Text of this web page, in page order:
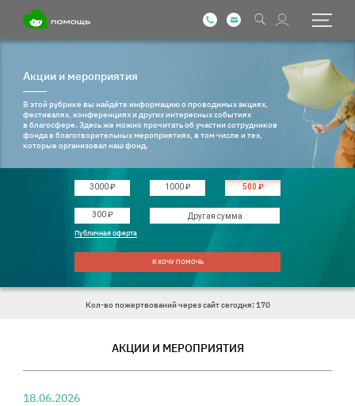
Акции и мероприятия
В этой рубрике вы найдёте информацию о проводимых акциях,
фестивалях, конференциях и других интересных событиях
в благосфере. Здесь же можно прочитать об участии сотрудников
фонда в благотворительных мероприятиях, в том числе и тех,
которые организовал наш фонд.
3000 ₽ 1000 ₽ 500 ₽
300 ₽ Введите другую сумму
Публичная оферта
Я ХОЧУ ПОМОЧЬ
Кол-во пожертвований через сайт сегодня: 170
АКЦИИ И МЕРОПРИЯТИЯ
18.06.2026